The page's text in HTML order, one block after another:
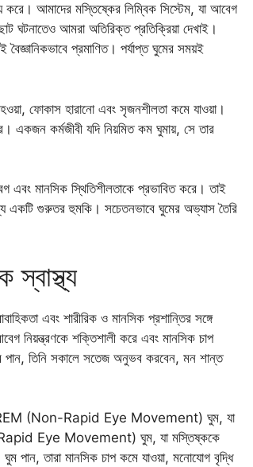
করে। আমাদের মস্তিষ্কের লিম্বিক সিস্টেম, যা আবেগ
ঘটনাতেও আমরা অতিরিক্ত প্রতিক্রিয়া দেখাই।
প্রমাণিত। পর্যাপ্ত ঘুমের সময়ই
ফোকাস হারানো এবং সৃজনশীলতা কমে যাওয়া।
একজন কর্মজীবী যদি নিয়মিত কম ঘুমায়, সে তার
এবং মানসিক স্থিতিশীলতাকে প্রভাবিত করে। তাই
একটি গুরুতর হুমকি। সচেতনভাবে ঘুমের অভ্যাস তৈরি
স্বাস্থ্য
এবং শারীরিক ও মানসিক প্রশান্তির সঙ্গে
নিয়ন্ত্রণকে শক্তিশালী করে এবং মানসিক চাপ
পান, তিনি সকালে সতেজ অনুভব করবেন, মন শান্ত
NREM (Non-Rapid Eye Movement) ঘুম, যা
(Rapid Eye Movement) ঘুম, যা মস্তিষ্ককে
পান, তারা মানসিক চাপ কমে যাওয়া, মনোযোগ বৃদ্ধি